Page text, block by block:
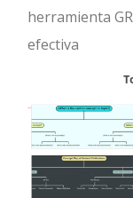
herramienta
efectiva